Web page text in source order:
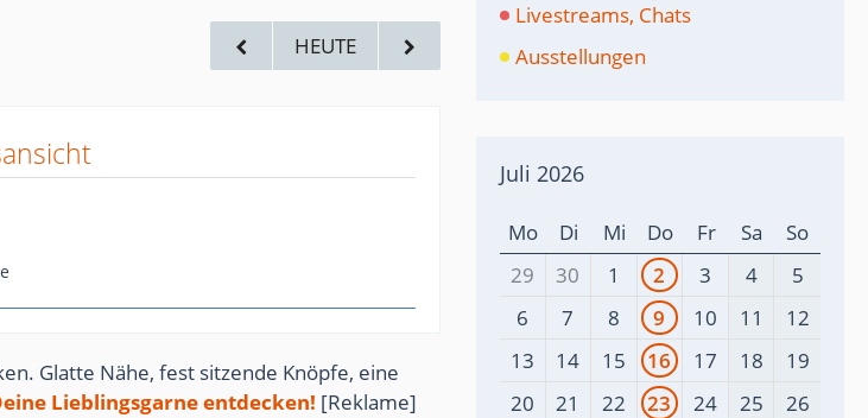
HEUTE
Glatte Nähe, fest sitzende Knöpfe, eine
Lieblingsgarne entdecken! [Reklame]
Livestreams, Chats
Ausstellungen
Juli 2026
Mo Di Mi Do Fr Sa
So
29
30 1 2 3 4
5
6
7 8 9 10 11
12
13
14 15 16 17 18
19
20
21 22 23 24 25
26